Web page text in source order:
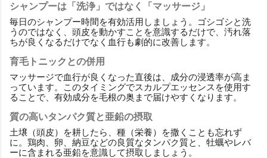
シャンプーは「洗浄」ではなく「マッサージ」
毎日のシャンプー時間を有効活用しましょう。ゴシゴシと洗
うのではなく、頭皮を動かすことを意識するだけで、汚れ落
ちが良くなるだけでなく血行も劇的に改善します。
育毛トニックとの併用
マッサージで血行が良くなった直後は、成分の浸透率が高ま
っています。このタイミングでスカルプエッセンスを使用す
ることで、有効成分を毛根の奥まで届けやすくなります。
質の高いタンパク質と亜鉛の摂取
土壌（頭皮）を耕したら、種（栄養）を撒くことも忘れず
に。鶏肉、卵、納豆などの良質なタンパク質と、牡蠣やレバ
ーに含まれる亜鉛を意識して摂取しましょう。